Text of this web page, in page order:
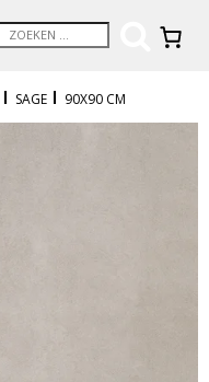
SAGE 90X90 CM